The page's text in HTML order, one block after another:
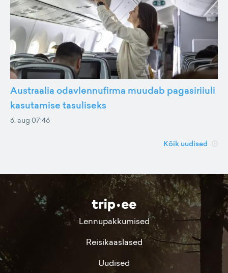
Austraalia odavlennufirma muudab pagasiriiuli
kasutamise tasuliseks
6. aug 07:46
Kõik uudised
Lennupakkumised
Reisikaaslased
Uudised